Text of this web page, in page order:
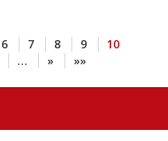
6 7 8 9
10
… » »»